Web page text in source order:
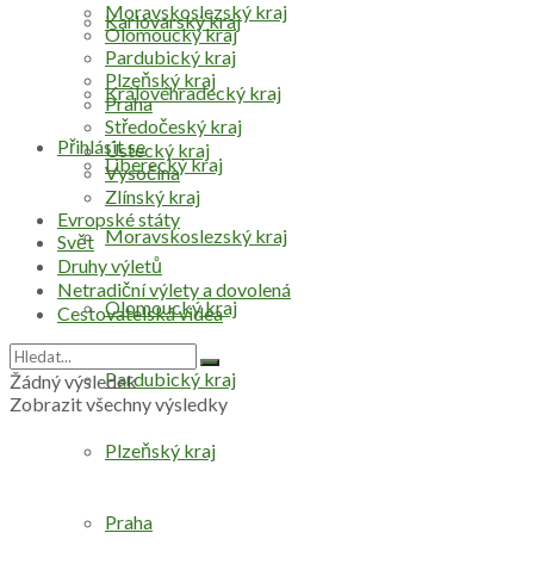
Přihlásit se
Karlovarský kraj
Královéhradecký kraj
Liberecký kraj
Moravskoslezský kraj
Olomoucký kraj
Pardubický kraj
Plzeňský kraj
Praha
Moravskoslezský kraj
Olomoucký kraj
Pardubický kraj
Plzeňský kraj
Praha
Středočeský kraj
Ústecký kraj
Vysočina
Zlínský kraj
Evropské státy
Svět
Druhy výletů
Netradiční výlety a dovolená
Cestovatelská videa
Žádný výsledek
Zobrazit všechny výsledky